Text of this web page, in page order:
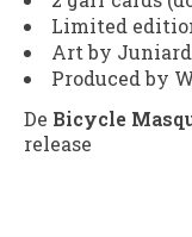
Limited
Art by
Produced by
De Bicycle
release